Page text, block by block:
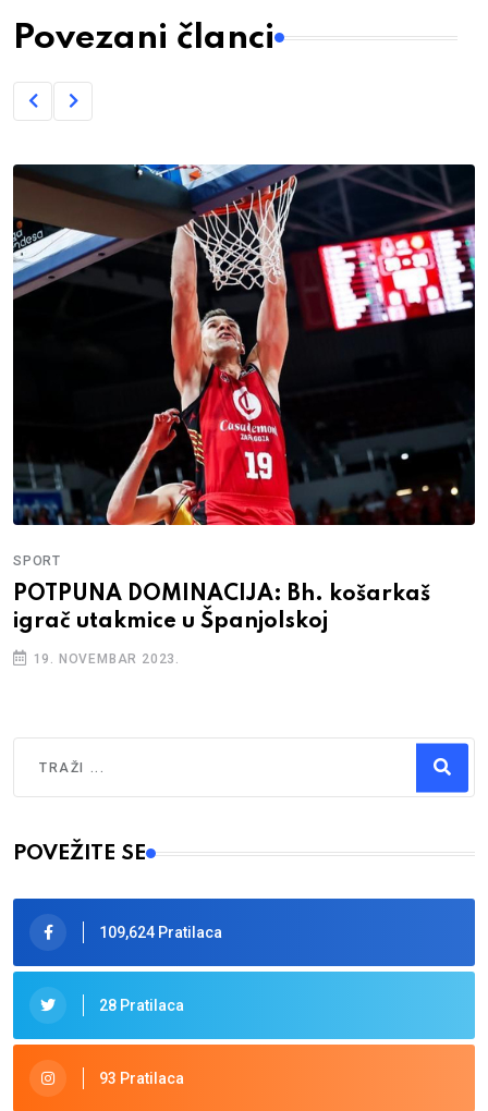
Povezani članci
SPORT
POTPUNA DOMINACIJA: Bh. košarkaš
igrač utakmice u Španjolskoj
19. NOVEMBAR 2023.
Type 2 or more characters for results.
POVEŽITE SE
109,624 Pratilaca
28 Pratilaca
93 Pratilaca